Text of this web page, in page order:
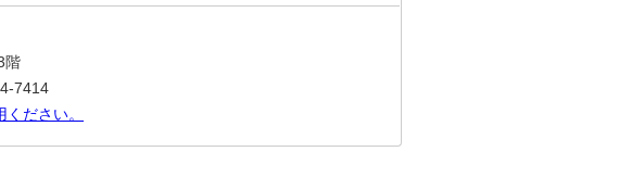
階
7414
ださい。